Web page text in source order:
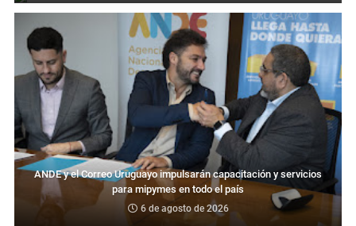
ANDE y el Correo Uruguayo impulsarán capacitación y servicios
para mipymes en todo el país
6 de agosto de 2026